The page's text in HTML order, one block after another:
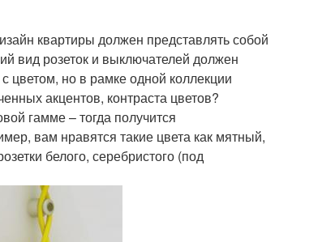
квартиры должен представлять собой
вид розеток и выключателей должен
цветом, но в рамке одной коллекции
акцентов, контраста цветов?
гамме – тогда получится
вам нравятся такие цвета как мятный,
белого, серебристого (под